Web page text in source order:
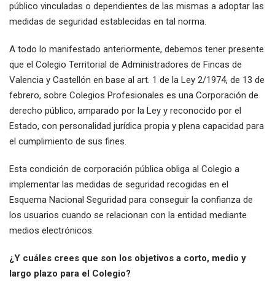
público vinculadas o dependientes de las mismas a adoptar las
medidas de seguridad establecidas en tal norma.
A todo lo manifestado anteriormente, debemos tener presente
que el Colegio Territorial de Administradores de Fincas de
Valencia y Castellón en base al art. 1 de la Ley 2/1974, de 13 de
febrero, sobre Colegios Profesionales es una Corporación de
derecho público, amparado por la Ley y reconocido por el
Estado, con personalidad jurídica propia y plena capacidad para
el cumplimiento de sus fines.
Esta condición de corporación pública obliga al Colegio a
implementar las medidas de seguridad recogidas en el
Esquema Nacional Seguridad para conseguir la confianza de
los usuarios cuando se relacionan con la entidad mediante
medios electrónicos.
¿Y cuáles crees que son los objetivos a corto, medio y
largo plazo para el Colegio?